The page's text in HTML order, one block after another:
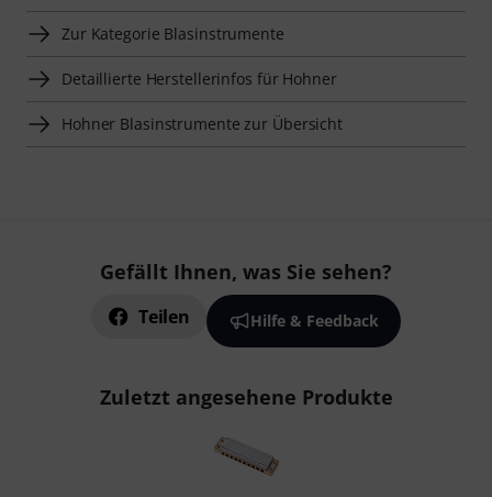
Zur Kategorie Blasinstrumente
Detaillierte Herstellerinfos für Hohner
Hohner Blasinstrumente zur Übersicht
Gefällt Ihnen, was Sie sehen?
Teilen Hilfe & Feedback
Zuletzt angesehene Produkte